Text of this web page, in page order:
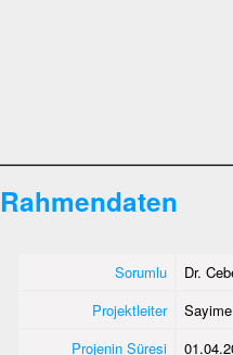
Rahmendaten
Sorumlu
Dr.
Projektleiter
Projenin Süresi